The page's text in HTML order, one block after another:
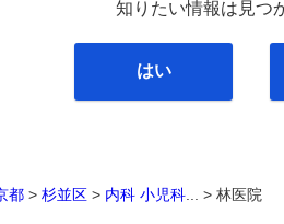
知りたい情報は見つ
はい
都 > 杉並区 > 内科 小児科 ... > 林医院